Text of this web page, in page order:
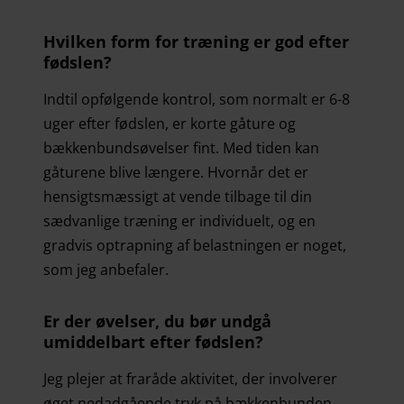
Hvilken form for træning er god efter
fødslen?
Indtil opfølgende kontrol, som normalt er 6-8
uger efter fødslen, er korte gåture og
bækkenbundsøvelser fint. Med tiden kan
gåturene blive længere. Hvornår det er
hensigtsmæssigt at vende tilbage til din
sædvanlige træning er individuelt, og en
gradvis optrapning af belastningen er noget,
som jeg anbefaler.
Er der øvelser, du bør undgå
umiddelbart efter fødslen?
Jeg plejer at fraråde aktivitet, der involverer